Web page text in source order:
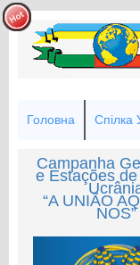
Головна Спілка
Campanha
e Estações
“A UNIÃO
NOS”